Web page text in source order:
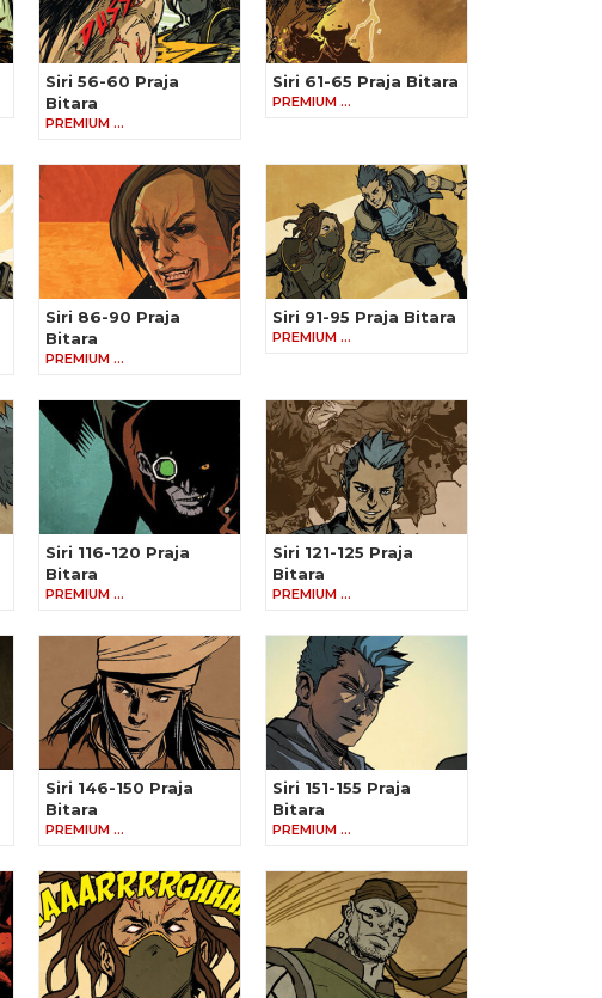
Siri 56-60 Praja
Bitara
PREMIUM …
Siri 61-65 Praja Bitara
PREMIUM …
Siri 86-90 Praja
Bitara
PREMIUM …
Siri 91-95 Praja Bitara
PREMIUM …
Siri 116-120 Praja
Bitara
PREMIUM …
Siri 121-125 Praja
Bitara
PREMIUM …
Siri 146-150 Praja
Bitara
PREMIUM …
Siri 151-155 Praja
Bitara
PREMIUM …